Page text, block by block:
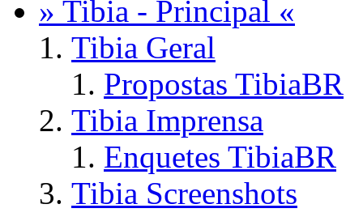
» Tibia - Principal «
Tibia Geral
Propostas TibiaBR
Tibia Imprensa
Enquetes TibiaBR
Tibia Screenshots